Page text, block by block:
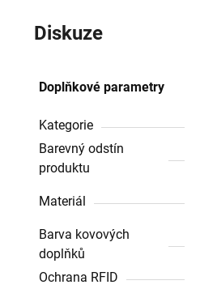
Diskuze
Doplňkové parametry
Kategorie
Barevný odstín
produktu
Materiál
Barva kovových
doplňků
Ochrana RFID